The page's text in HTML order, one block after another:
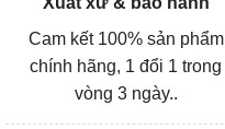
Cam kết 100% sản phẩm
chính hãng, 1 đổi 1 trong
vòng 3 ngày..